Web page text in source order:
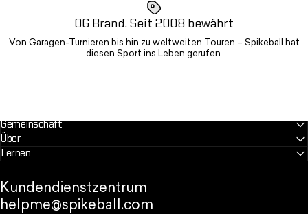
OG Brand. Seit 2008 bewährt
Von Garagen-Turnieren bis hin zu weltweiten Touren – Spikeball hat
diesen Sport ins Leben gerufen.
Gemeinschaft
Über
Lernen
Kundendienstzentrum
helpme@spikeball.com